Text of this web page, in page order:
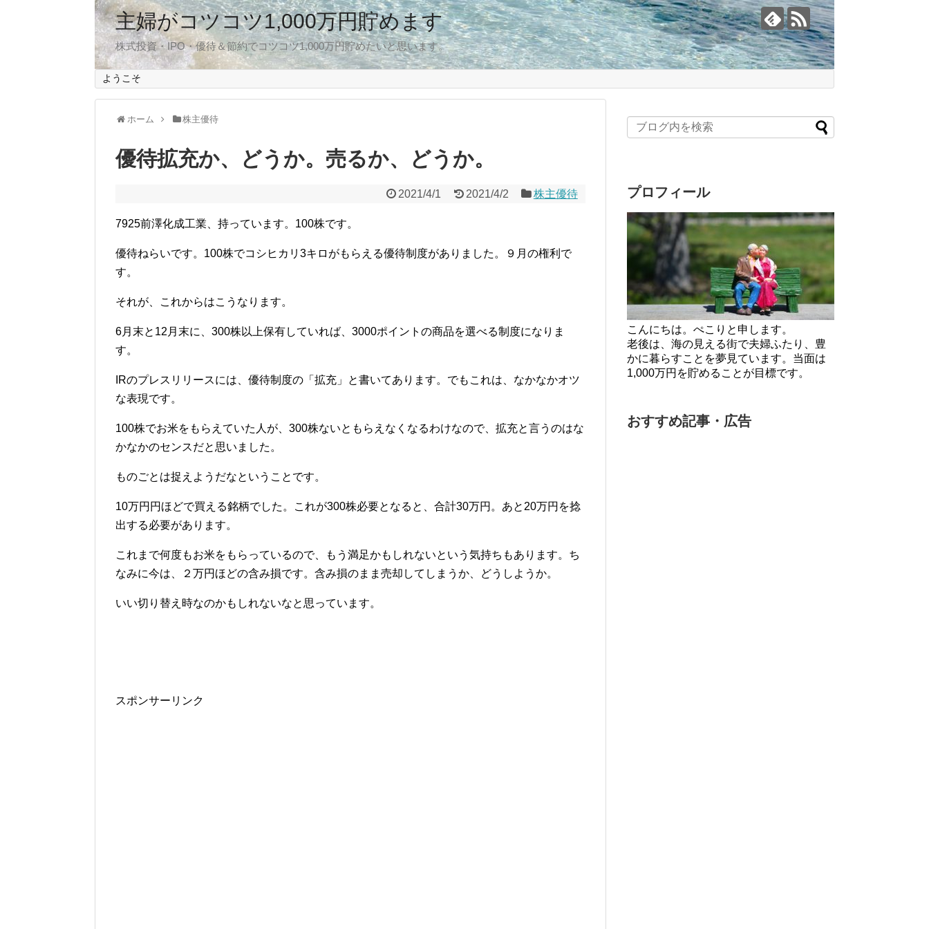
主婦がコツコツ1,000万円貯めます
株式投資・IPO・優待＆節約でコツコツ1,000万円貯めたいと思います。
ようこそ
ホーム 株主優待
優待拡充か、どうか。売るか、どうか。
2021/4/1 2021/4/2 株主優待
7925前澤化成工業、持っています。100株です。
優待ねらいです。100株でコシヒカリ3キロがもらえる優待制度がありました。９月の権利で
す。
それが、これからはこうなります。
6月末と12月末に、300株以上保有していれば、3000ポイントの商品を選べる制度になりま
す。
IRのプレスリリースには、優待制度の「拡充」と書いてあります。でもこれは、なかなかオツ
な表現です。
100株でお米をもらえていた人が、300株ないともらえなくなるわけなので、拡充と言うのはな
かなかのセンスだと思いました。
ものごとは捉えようだなということです。
10万円円ほどで買える銘柄でした。これが300株必要となると、合計30万円。あと20万円を捻
出する必要があります。
これまで何度もお米をもらっているので、もう満足かもしれないという気持ちもあります。ち
なみに今は、２万円ほどの含み損です。含み損のまま売却してしまうか、どうしようか。
いい切り替え時なのかもしれないなと思っています。
スポンサーリンク
プロフィール
こんにちは。ぺこりと申します。
老後は、海の見える街で夫婦ふたり、豊
かに暮らすことを夢見ています。当面は
1,000万円を貯めることが目標です。
おすすめ記事・広告